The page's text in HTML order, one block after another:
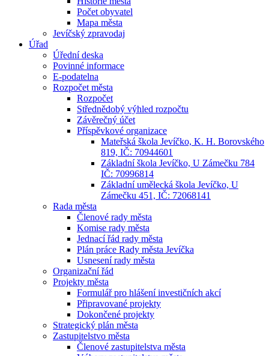
Počet obyvatel
Mapa města
Jevíčský zpravodaj
Úřad
Úřední deska
Povinné informace
E-podatelna
Rozpočet města
Rozpočet
Střednědobý výhled rozpočtu
Závěrečný účet
Příspěvkové organizace
Mateřská škola Jevíčko, K. H. Borovského
819, IČ: 70944601
Základní škola Jevíčko, U Zámečku 784
IČ: 70996814
Základní umělecká škola Jevíčko, U
Zámečku 451, IČ: 72068141
Rada města
Členové rady města
Komise rady města
Jednací řád rady města
Plán práce Rady města Jevíčka
Usnesení rady města
Organizační řád
Projekty města
Formulář pro hlášení investičních akcí
Připravované projekty
Dokončené projekty
Strategický plán města
Zastupitelstvo města
Členové zastupitelstva města